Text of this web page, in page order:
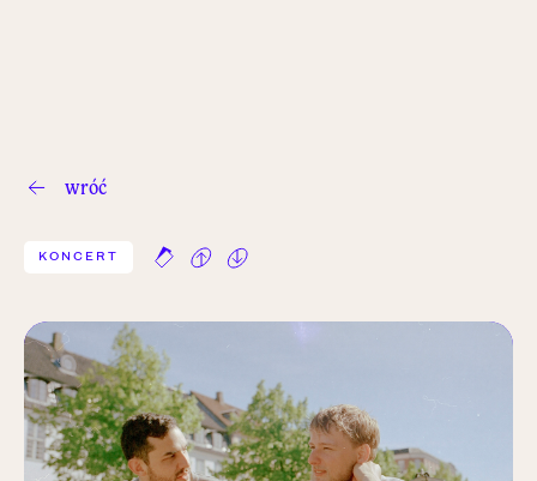
wróć
KONCERT